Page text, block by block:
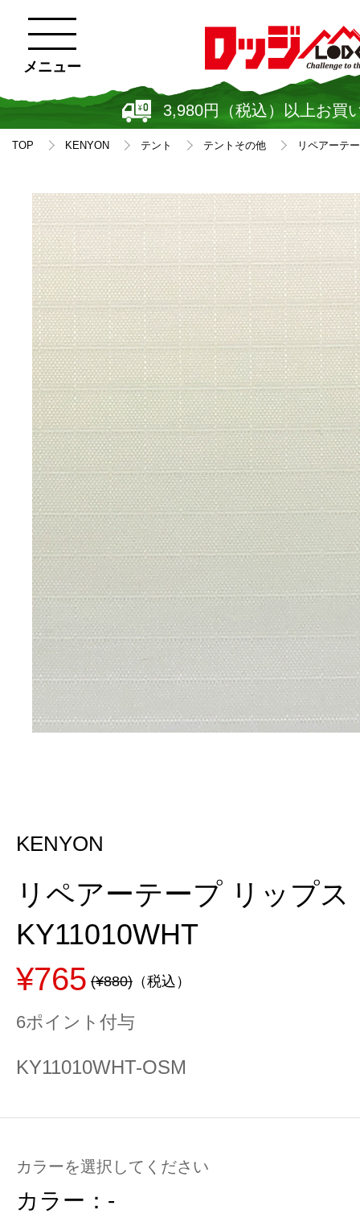
3,980円（税込）以上お買
メニュー
TOP KENYON テント テントその他 リペアーテ
KENYON
リペアーテープ リップ
KY11010WHT
¥765 (¥880) （税込）
6ポイント付与
KY11010WHT-OSM
カラーを選択してください
カラー： -